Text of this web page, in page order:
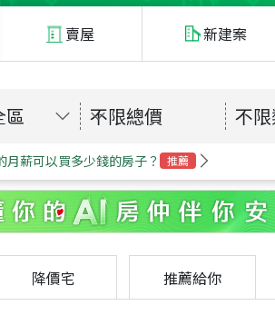
賣屋 新建案
區 不限總價 不
薪可以買多少錢的房子？ 推薦
降價宅 推薦給你